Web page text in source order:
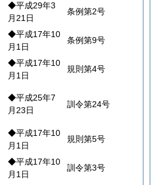
◆平成29年3
月21日
条例第2号
◆平成17年10
月1日
条例第9号
◆平成17年10
月1日
規則第4号
◆平成25年7
月23日
訓令第24号
◆平成17年10
月1日
規則第5号
◆平成17年10
月1日
訓令第3号